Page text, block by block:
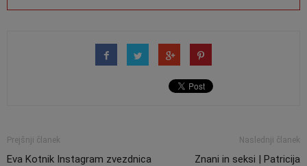
Prejšnji članek
Eva Kotnik Instagram zvezdnica
Naslednji članek
Znani in seksi | Patricija